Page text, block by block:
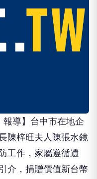
報導】台中市在地企
陳梓旺夫人陳張水鏡
工作，家屬遵循遺
介，捐贈價值新台幣